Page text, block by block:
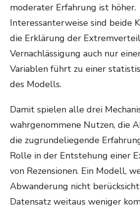
moderater Erfahrung ist höher.
Interessanterweise sind beide
die Erklärung der
Vernachlässigung auch nur
Variablen führt zu einer
des Modells.
Damit spielen alle drei
wahrgenommene Nutzen, die
die zugrundeliegende
Rolle in der Entstehung einer
von Rezensionen. Ein Modell,
Abwanderung nicht
Datensatz weitaus weniger